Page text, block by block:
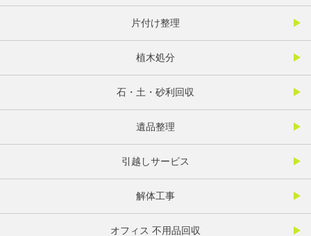
片付け整理
植木処分
石・土・砂利回収
遺品整理
引越しサービス
解体工事
オフィス 不用品回収